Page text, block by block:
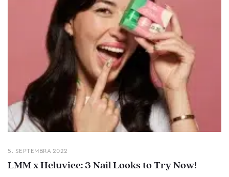
5. SEPTEMBRA 2022
LMM x Heluviee: 3 Nail Looks to Try Now!